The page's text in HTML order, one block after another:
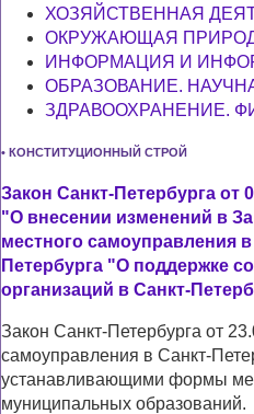
ХОЗЯЙСТВЕННАЯ
ОКРУЖАЮЩАЯ
ИНФОРМАЦИЯ И
ОБРАЗОВАНИЕ.
ЗДРАВООХРАНЕНИЕ.
• КОНСТИТУЦИОННЫЙ СТРОЙ
Закон Санкт-Петербурга от
"О внесении изменений в
местного самоуправления
Петербурга "О поддержке
организаций в Санкт-
Закон Санкт-Петербурга от
самоуправления в Санкт-
устанавливающими формы
муниципальных образований.